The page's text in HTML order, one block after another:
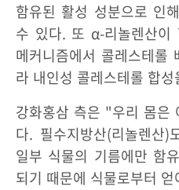
함유된 활성 성분으로 인
수 있다. 또 α-리놀렌산이
메커니즘에서 콜레스테롤
라 내인성 콜레스테롤 합
강화홍삼 측은 "우리 몸은
다. 필수지방산(리놀렌산)
일부 식물의 기름에만 함
되기 때문에 식물로부터